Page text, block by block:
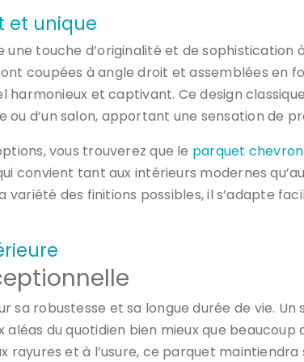
et unique
une touche d’originalité et de sophistication
coupées à angle droit et assemblées en
harmonieux et captivant. Ce design
ou d’un salon, apportant une sensation de
vous trouverez que le parquet
convient tant aux intérieurs modernes
variété des finitions possibles, il s’adapte
sa robustesse et sa longue durée de vie.
du quotidien bien mieux que beaucoup
rayures et à l’usure, ce parquet